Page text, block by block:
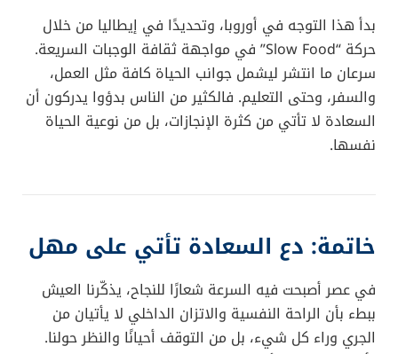
بدأ هذا التوجه في أوروبا، وتحديدًا في إيطاليا من خلال
حركة “Slow Food” في مواجهة ثقافة الوجبات السريعة.
سرعان ما انتشر ليشمل جوانب الحياة كافة مثل العمل،
والسفر، وحتى التعليم. فالكثير من الناس بدؤوا يدركون أن
السعادة لا تأتي من كثرة الإنجازات، بل من نوعية الحياة
نفسها.
خاتمة: دع السعادة تأتي على مهل
في عصر أصبحت فيه السرعة شعارًا للنجاح، يذكّرنا العيش
ببطء بأن الراحة النفسية والاتزان الداخلي لا يأتيان من
الجري وراء كل شيء، بل من التوقف أحيانًا والنظر حولنا.